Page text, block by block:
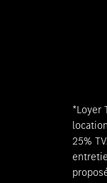
*Loyer
25%